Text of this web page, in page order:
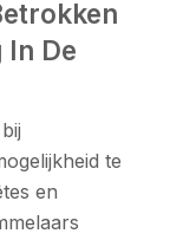
De
te
en